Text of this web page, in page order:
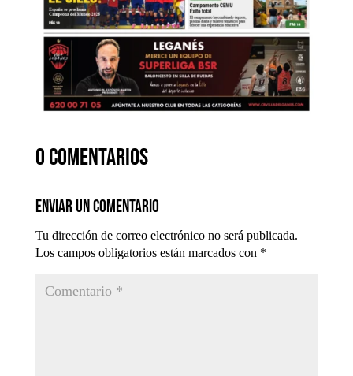
0 comentarios
Enviar un comentario
Tu dirección de correo electrónico no será publicada.
Los campos obligatorios están marcados con *